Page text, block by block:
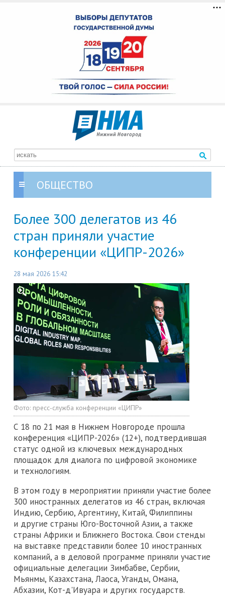
ОБЩЕСТВО
Более 300 делегатов из 46
стран приняли участие
конференции «ЦИПР-2026»
28 мая 2026 15:42
Фото: пресс-служба конференции «ЦИПР»
С 18 по 21 мая в Нижнем Новгороде прошла
конференция «ЦИПР-2026» (12+), подтвердившая
статус одной из ключевых международных
площадок для диалога по цифровой экономике
и технологиям.
В этом году в мероприятии приняли участие более
300 иностранных делегатов из 46 стран, включая
Индию, Сербию, Аргентину, Китай, Филиппины
и другие страны Юго-Восточной Азии, а также
страны Африки и Ближнего Востока. Свои стенды
на выставке представили более 10 иностранных
компаний, а в деловой программе приняли участие
официальные делегации Зимбабве, Сербии,
Мьянмы, Казахстана, Лаоса, Уганды, Омана,
Абхазии, Кот-д'Ивуара и других государств.